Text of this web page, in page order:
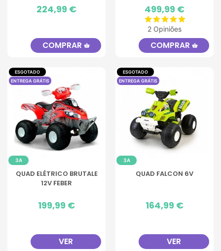
Preço
224,99 €
COMPRAR shopping_basket
Preço
499,99 €
2 Opiniões
COMPRAR shopping_basket
ESGOTADO
ENTREGA GRÁTIS
3A
QUAD ELÉTRICO BRUTALE
12V FEBER
Preço
199,99 €
VER
ESGOTADO
ENTREGA GRÁTIS
3A
QUAD FALCON 6V
Preço
164,99 €
VER